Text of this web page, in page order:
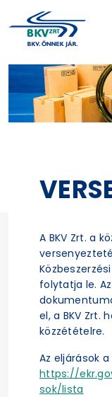
A BKV Zrt. a
folytatja le.
el, a BKV Zrt.
közzétételre.
Az eljárások
https://
sok/lista